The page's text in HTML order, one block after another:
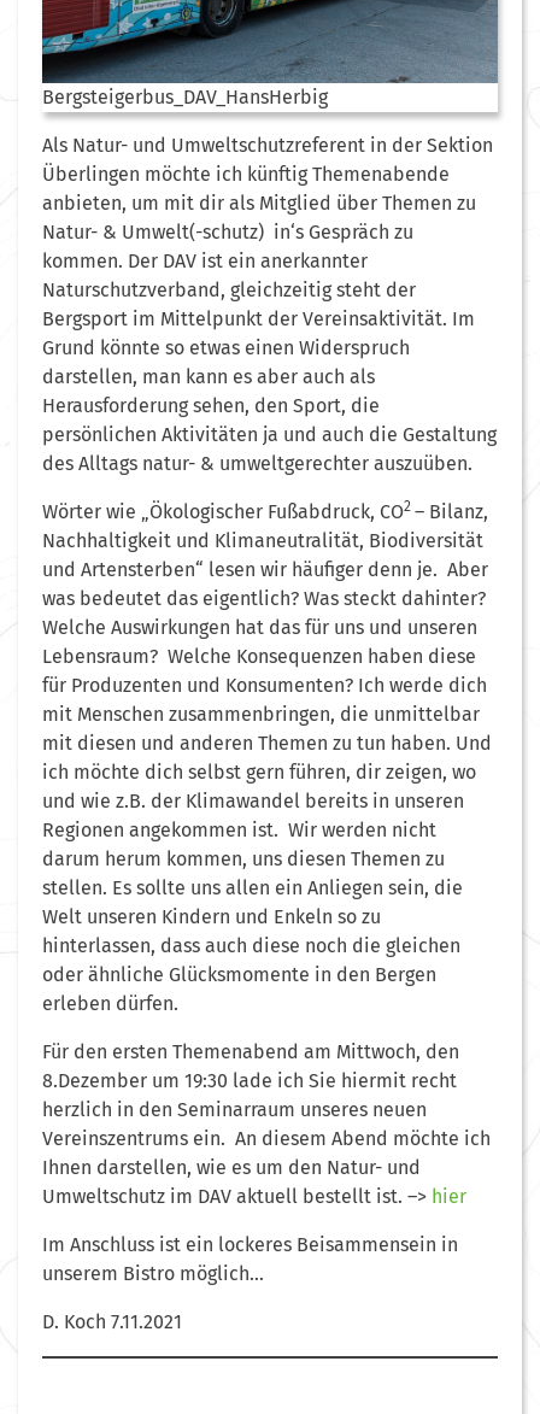
Bergsteigerbus_DAV_HansHerbig
Als Natur- und Umweltschutzreferent in der Sektion
Überlingen möchte ich künftig Themenabende
anbieten, um mit dir als Mitglied über Themen zu
Natur- & Umwelt(-schutz) in‘s Gespräch zu
kommen. Der DAV ist ein anerkannter
Naturschutzverband, gleichzeitig steht der
Bergsport im Mittelpunkt der Vereinsaktivität. Im
Grund könnte so etwas einen Widerspruch
darstellen, man kann es aber auch als
Herausforderung sehen, den Sport, die
persönlichen Aktivitäten ja und auch die Gestaltung
des Alltags natur- & umweltgerechter auszuüben.
Wörter wie „Ökologischer Fußabdruck, CO2 – Bilanz,
Nachhaltigkeit und Klimaneutralität, Biodiversität
und Artensterben“ lesen wir häufiger denn je. Aber
was bedeutet das eigentlich? Was steckt dahinter?
Welche Auswirkungen hat das für uns und unseren
Lebensraum? Welche Konsequenzen haben diese
für Produzenten und Konsumenten? Ich werde dich
mit Menschen zusammenbringen, die unmittelbar
mit diesen und anderen Themen zu tun haben. Und
ich möchte dich selbst gern führen, dir zeigen, wo
und wie z.B. der Klimawandel bereits in unseren
Regionen angekommen ist. Wir werden nicht
darum herum kommen, uns diesen Themen zu
stellen. Es sollte uns allen ein Anliegen sein, die
Welt unseren Kindern und Enkeln so zu
hinterlassen, dass auch diese noch die gleichen
oder ähnliche Glücksmomente in den Bergen
erleben dürfen.
Für den ersten Themenabend am Mittwoch, den
8.Dezember um 19:30 lade ich Sie hiermit recht
herzlich in den Seminarraum unseres neuen
Vereinszentrums ein. An diesem Abend möchte ich
Ihnen darstellen, wie es um den Natur- und
Umweltschutz im DAV aktuell bestellt ist. –> hier
Im Anschluss ist ein lockeres Beisammensein in
unserem Bistro möglich…
D. Koch 7.11.2021